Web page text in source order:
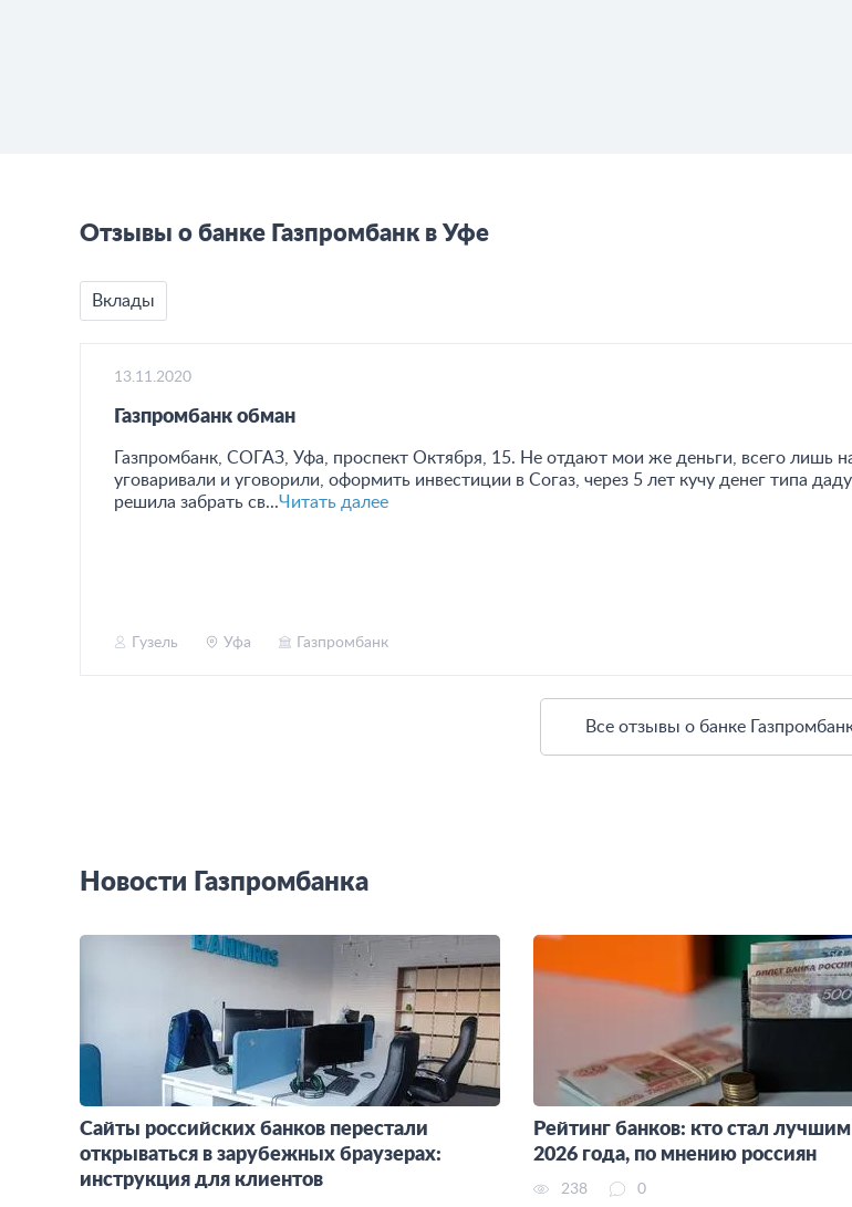
Отзывы о банке Газпромбанк в Уфе
Вклады
13.11.2020
Газпромбанк обман
Газпромбанк, СОГАЗ, Уфа, проспект Октября, 15. Не отдают мои же деньги, всего лишь
уговаривали и уговорили, оформить инвестиции в Согаз, через 5 лет кучу денег типа
решила забрать св...Читать далее
Гузель Уфа Газпромбанк
Все отзывы о банке
Новости Газпромбанка
Сайты российских банков перестали
открываться в зарубежных браузерах:
инструкция для клиентов
Рейтинг банков: кто стал
2026 года, по мнению россиян
238 0